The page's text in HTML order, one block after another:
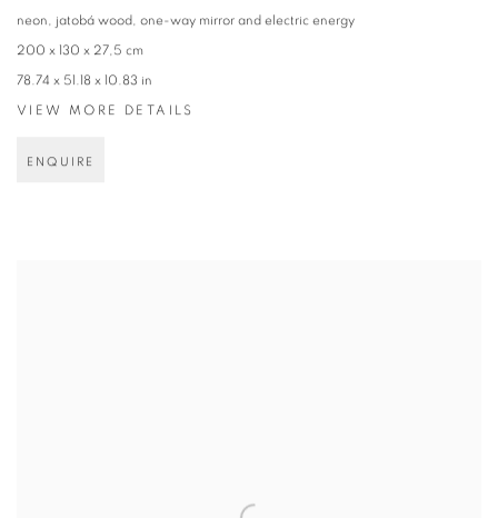
neon, jatobá wood, one-way mirror and electric energy
200 x 130 x 27,5 cm
78.74 x 51.18 x 10.83 in
VIEW MORE DETAILS
ENQUIRE